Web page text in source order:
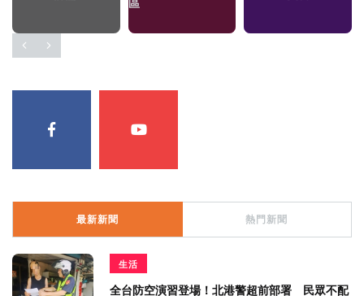
區
最新新聞 熱門新聞
生活
全台防空演習登場！北港警超前部署 民眾不配